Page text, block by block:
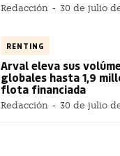
Redacción - 30 de julio
RENTING
Arval eleva sus
globales hasta 1,9
flota financiada
Redacción - 30 de julio